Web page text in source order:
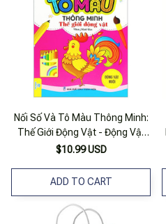
Nối Số Và Tô Màu Thông Minh:
Thế Giới Động Vật - Động Vật
Nuôi (song Ngữ Anh - Việt)
$10.99 USD
ADD TO CART